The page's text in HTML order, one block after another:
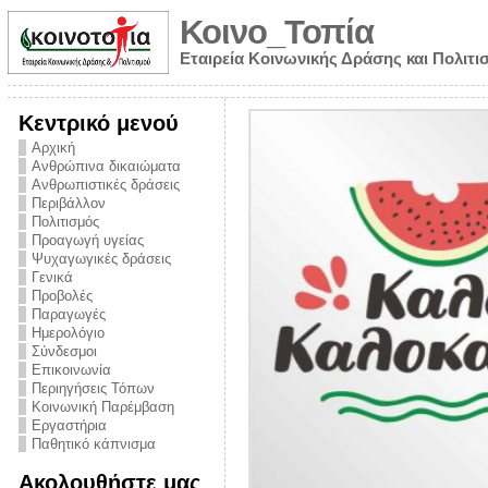
Κοινο_Τοπία
Εταιρεία Κοινωνικής Δράσης και
Κεντρικό μενού
Αρχική
Ανθρώπινα δικαιώματα
Ανθρωπιστικές δράσεις
Περιβάλλον
Πολιτισμός
Προαγωγή υγείας
Ψυχαγωγικές δράσεις
Γενικά
Προβολές
Παραγωγές
Ημερολόγιο
Σύνδεσμοι
Επικοινωνία
Περιηγήσεις Τόπων
Κοινωνική Παρέμβαση
Εργαστήρια
Παθητικό κάπνισμα
Ακολουθήστε μας
από την
την ημέρα
και
στο
Πρόληψης